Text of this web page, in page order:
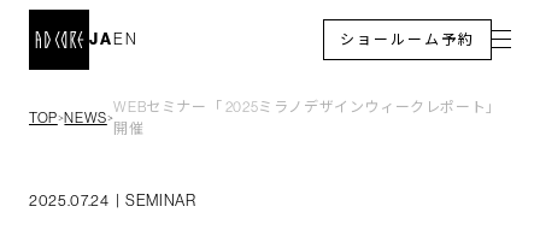
EN
JA ショールーム予約
TOP＞NEWS＞
WEBセミナー「 2025ミラノデザインウィークレポート」
開催
2025.07.24 SEMINAR